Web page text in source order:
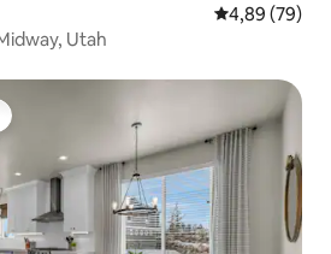
5 üzerinden
4,89 (79)
Utah
en beğenilenler arasında